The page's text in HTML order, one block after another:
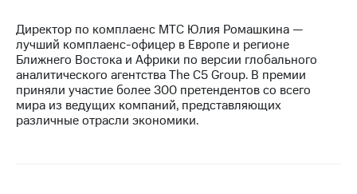
Директор по комплаенс МТС Юлия Ромашкина —
лучший комплаенс-офицер в Европе и регионе
Ближнего Востока и Африки по версии глобального
аналитического агентства The C5 Group. В премии
приняли участие более 300 претендентов со всего
мира из ведущих компаний, представляющих
различные отрасли экономики.